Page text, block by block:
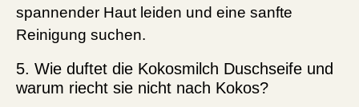
spannender Haut leiden und eine sanfte
Reinigung suchen.
5. Wie duftet die Kokosmilch Duschseife und
warum riecht sie nicht nach Kokos?